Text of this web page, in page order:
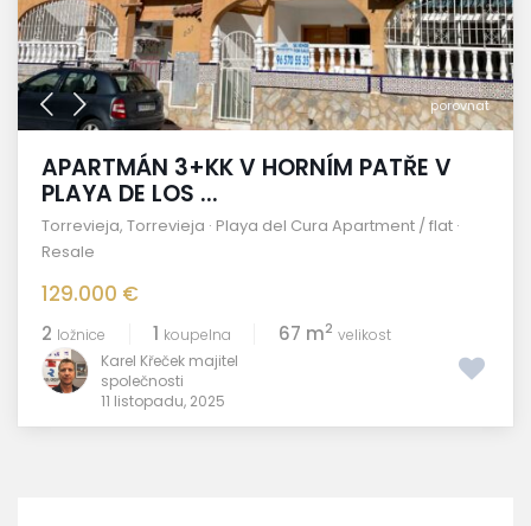
porovnat
APARTMÁN 3+KK V HORNÍM PATŘE V
PLAYA DE LOS ...
Torrevieja, Torrevieja · Playa del Cura Apartment / flat ·
Resale
129.000 €
2 ložnice 1 koupelna 67 m2 velikost
Karel Křeček majitel
společnosti
11 listopadu, 2025